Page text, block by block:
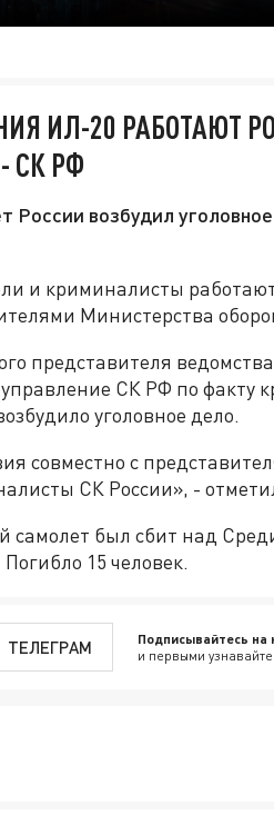
ИЛ-20 РАБОТАЮТ
СК РФ
России возбудил
и криминалисты
Министерства
представителя
СК РФ по факту
уголовное дело.
совместно с
СК России», -
самолет был сбит над
15 человек.
ТЕЛЕГРАМ Подписывайтесь на
и первыми